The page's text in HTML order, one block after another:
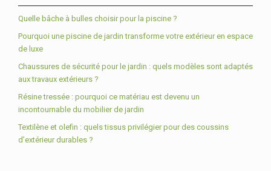
Quelle bâche à bulles choisir pour la piscine ?
Pourquoi une piscine de jardin transforme votre extérieur en espace
de luxe
Chaussures de sécurité pour le jardin : quels modèles sont adaptés
aux travaux extérieurs ?
Résine tressée : pourquoi ce matériau est devenu un
incontournable du mobilier de jardin
Textilène et olefin : quels tissus privilégier pour des coussins
d’extérieur durables ?